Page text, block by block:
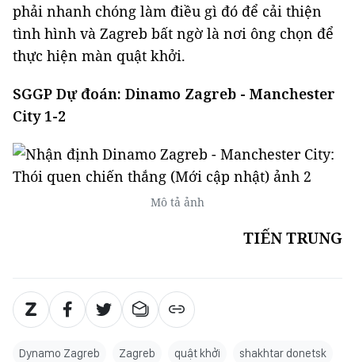
phải nhanh chóng làm điều gì đó để cải thiện
tình hình và Zagreb bất ngờ là nơi ông chọn để
thực hiện màn quật khởi.
SGGP Dự đoán: Dinamo Zagreb - Manchester
City 1-2
Mô tả ảnh
TIẾN TRUNG
Dynamo Zagreb Zagreb quật khởi shakhtar donetsk